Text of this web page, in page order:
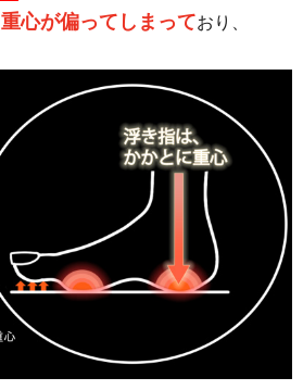
重心が偏ってしまっており、